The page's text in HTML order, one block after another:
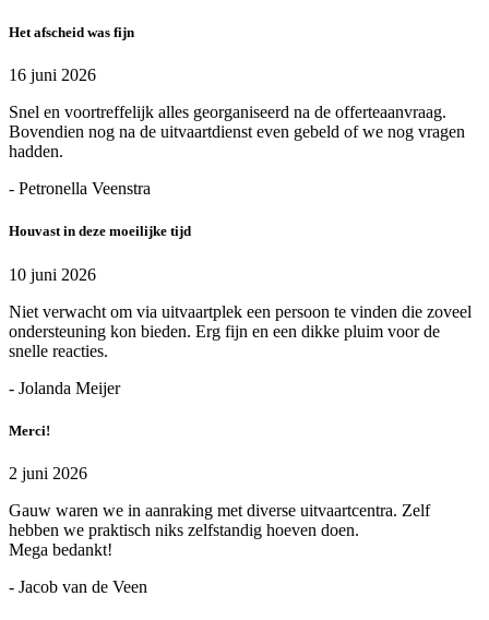
Het afscheid was fijn
16 juni 2026
Snel en voortreffelijk alles georganiseerd na de offerteaanvraag.
Bovendien nog na de uitvaartdienst even gebeld of we nog vragen
hadden.
- Petronella Veenstra
Houvast in deze moeilijke tijd
10 juni 2026
Niet verwacht om via uitvaartplek een persoon te vinden die zoveel
ondersteuning kon bieden. Erg fijn en een dikke pluim voor de
snelle reacties.
- Jolanda Meijer
Merci!
2 juni 2026
Gauw waren we in aanraking met diverse uitvaartcentra. Zelf
hebben we praktisch niks zelfstandig hoeven doen.
Mega bedankt!
- Jacob van de Veen